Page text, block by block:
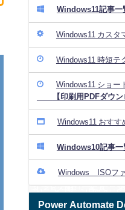
Windows11記事一
Windows11 カスタ
Windows11 時短テ
Windows11 ショー
【印刷用PDFダウン
Windows11 おすす
Windows10記事一
Windows ISOフ
Power Automate